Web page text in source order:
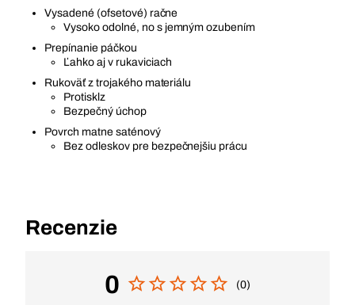
Vysadené (ofsetové) račne
Vysoko odolné, no s jemným ozubením
Prepínanie páčkou
Ľahko aj v rukaviciach
Rukoväť z trojakého materiálu
Protisklz
Bezpečný úchop
Povrch matne saténový
Bez odleskov pre bezpečnejšiu prácu
Recenzie
0 (0)